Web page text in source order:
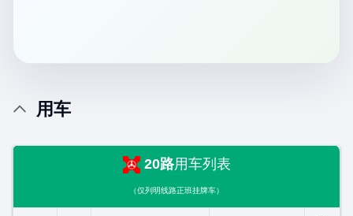
用车
20路用车列表
（仅列明线路正班挂牌车）